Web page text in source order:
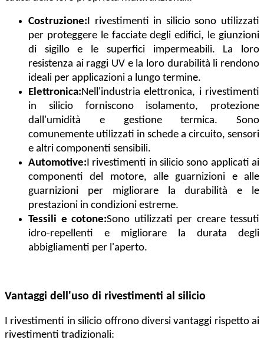
Costruzione:I rivestimenti in silicio sono utilizzati
per proteggere le facciate degli edifici, le giunzioni
di sigillo e le superfici impermeabili. La loro
resistenza ai raggi UV e la loro durabilità li rendono
ideali per applicazioni a lungo termine.
Elettronica:Nell'industria elettronica, i rivestimenti
in silicio forniscono isolamento, protezione
dall'umidità e gestione termica. Sono
comunemente utilizzati in schede a circuito, sensori
e altri componenti sensibili.
Automotive:I rivestimenti in silicio sono applicati ai
componenti del motore, alle guarnizioni e alle
guarnizioni per migliorare la durabilità e le
prestazioni in condizioni estreme.
Tessili e cotone:Sono utilizzati per creare tessuti
idro-repellenti e migliorare la durata degli
abbigliamenti per l'aperto.
Vantaggi dell'uso di rivestimenti al silicio
I rivestimenti in silicio offrono diversi vantaggi rispetto ai
rivestimenti tradizionali: